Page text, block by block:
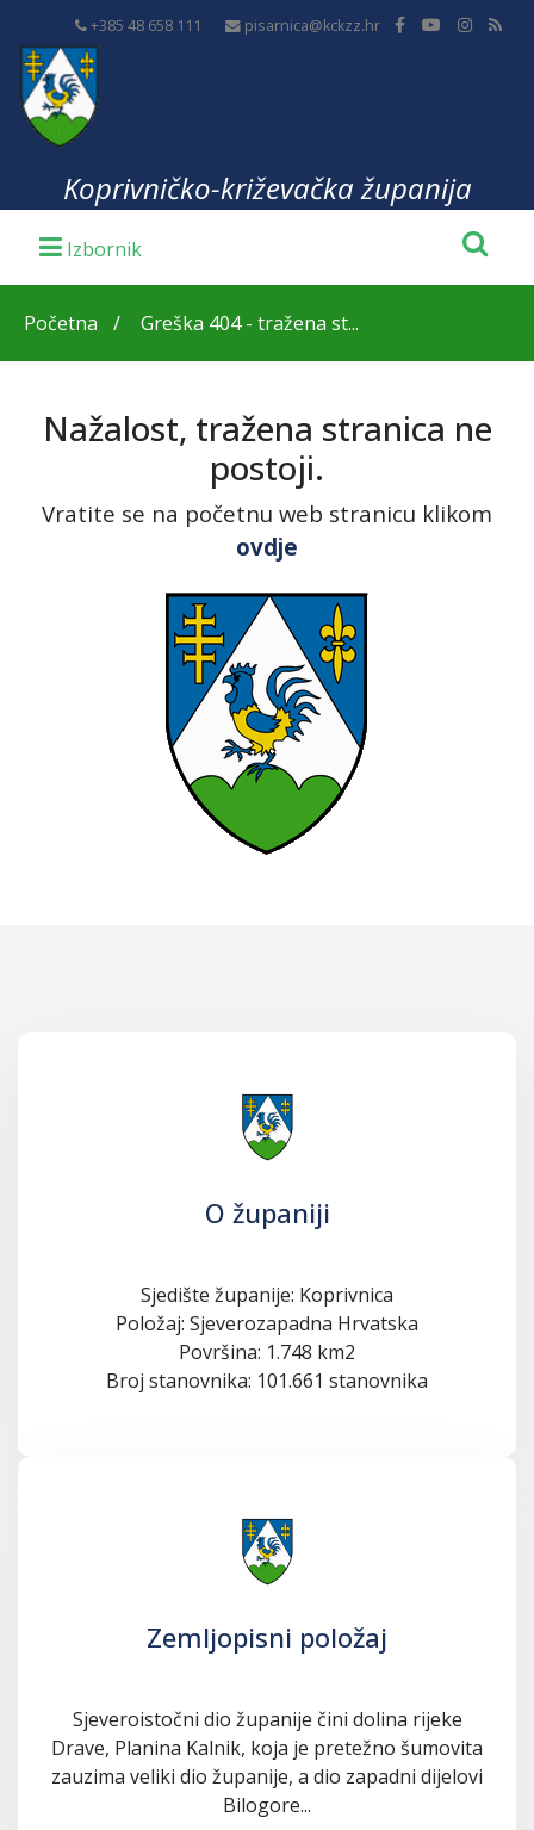
+385 48 658 111 pisarnica@kckzz.hr
Koprivničko-križevačka županija
Početna Greška 404 - tražena st...
Nažalost, tražena stranica ne
postoji.
Vratite se na početnu web stranicu klikom
ovdje
O županiji
Sjedište županije: Koprivnica
Položaj: Sjeverozapadna Hrvatska
Površina: 1.748 km2
Broj stanovnika: 101.661 stanovnika
Zemljopisni položaj
Sjeveroistočni dio županije čini dolina rijeke
Drave, Planina Kalnik, koja je pretežno šumovita
zauzima veliki dio županije, a dio zapadni dijelovi
Bilogore...